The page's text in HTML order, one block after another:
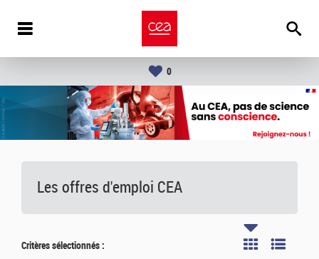
0
Les offres d'emploi CEA
Critères sélectionnés :